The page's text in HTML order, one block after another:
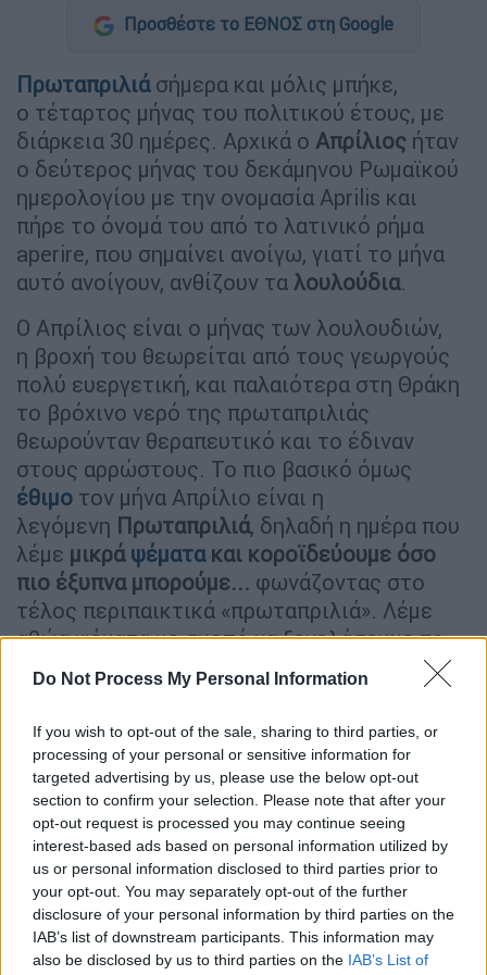
Do Not Process My Personal Information
If you wish to opt-out of the sale, sharing to third parties, or
processing of your personal or sensitive information for
targeted advertising by us, please use the below opt-out
section to confirm your selection. Please note that after your
opt-out request is processed you may continue seeing
interest-based ads based on personal information utilized by
us or personal information disclosed to third parties prior to
your opt-out. You may separately opt-out of the further
disclosure of your personal information by third parties on the
IAB’s list of downstream participants. This information may
also be disclosed by us to third parties on the IAB’s List of
Προσθέστε το ΕΘΝΟΣ στη Google
Πρωταπριλιά σήμερα και μόλις μπήκε,
ο τέταρτος μήνας του πολιτικού έτους, με
διάρκεια 30 ημέρες. Αρχικά ο Απρίλιος ήταν
ο δεύτερος μήνας του δεκάμηνου Ρωμαϊκού
ημερολογίου με την ονομασία Aprilis και
πήρε το όνομά του από το λατινικό ρήμα
aperire, που σημαίνει ανοίγω, γιατί το μήνα
αυτό ανοίγουν, ανθίζουν τα λουλούδια.
Ο Απρίλιος είναι ο μήνας των λουλουδιών,
η βροχή του θεωρείται από τους γεωργούς
πολύ ευεργετική, και παλαιότερα στη Θράκη
το βρόχινο νερό της πρωταπριλιάς
θεωρούνταν θεραπευτικό και το έδιναν
στους αρρώστους. Το πιο βασικό όμως
έθιμο τον μήνα Απρίλιο είναι η
λεγόμενη Πρωταπριλιά, δηλαδή η ημέρα που
λέμε μικρά ψέματα και κοροϊδεύουμε όσο
πιο έξυπνα μπορούμε... φωνάζοντας στο
τέλος περιπαικτικά «πρωταπριλιά». Λέμε
αθώα ψέματα με σκοπό να ξεγελάσουμε το
«θύμα» μας. Σε κάποιες περιοχές, θεωρούν
ότι όποιος καταφέρει να ξεγελάσει τον
άλλο, θα έχει την τύχη με το μέρος του όλη
την υπόλοιπη χρονιά.
ΔΙΑΒΑΣΤΕ ΕΠΙΣΗΣ
Ελλάδα|01.04.2022 07:55
Μήδειες: Φόνος παιδιού από μάνα δεν
είναι πρωτοφανής στην Ελλάδα – Οι
δολοφονίες που προκάλεσαν